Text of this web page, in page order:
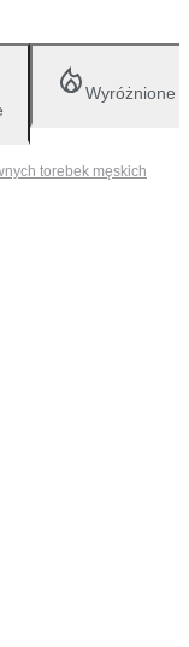
Wyróżnione
torebek męskich